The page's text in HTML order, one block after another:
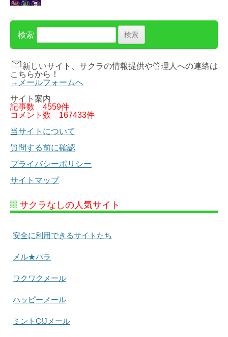
検索
新しいサイト、サクラの情報提供や管理人への連絡は
こちらから！
→メールフォームへ
サイト案内
記事数 4559件
コメント数 167433件
当サイトについて
質問する前に確認
プライバシーポリシー
サイトマップ
サクラなしの人気サイト
安全に利用できるサイトたち
メル★パラ
ワクワクメール
ハッピーメール
ミントC!Jメール